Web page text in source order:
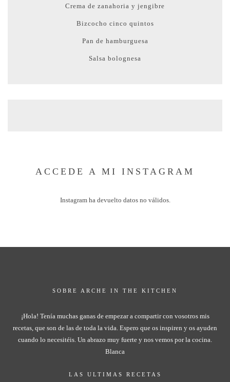
Crema de zanahoria y jengibre
Bizcocho cinco quintos
Pan de hamburguesa
Salsa bolognesa
ACCEDE A MI INSTAGRAM
Instagram ha devuelto datos no válidos.
SOBRE ARCHE IN THE KITCHEN
¡Hola! Tenía muchas ganas de empezar a compartir con vosotros mis
recetas, que son de las de toda la vida. Espero que os inspiren y os ayuden
cuando lo necesitéis. Un abrazo muy fuerte y nos vemos por la cocina.
Blanca
LAS ULTIMAS RECETAS